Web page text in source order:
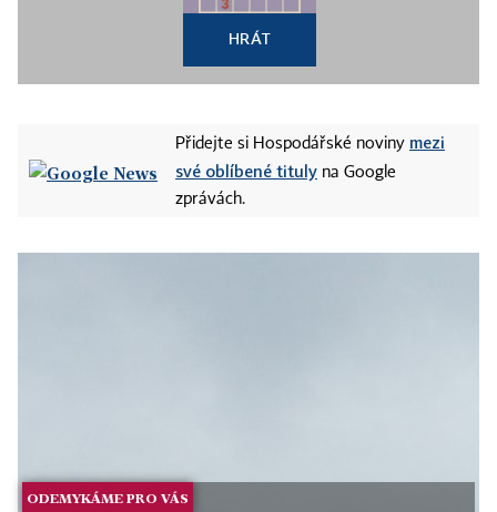
HRÁT
Přidejte si Hospodářské noviny mezi
své oblíbené tituly na Google
zprávách.
ODEMYKÁME PRO VÁS